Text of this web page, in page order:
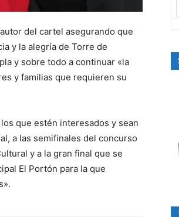
del cartel asegurando que
y la alegría de Torre de
y sobre todo a continuar «la
y familias que requieren su
que estén interesados y sean
a las semifinales del concurso
y a la gran final que se
El Portón para la que